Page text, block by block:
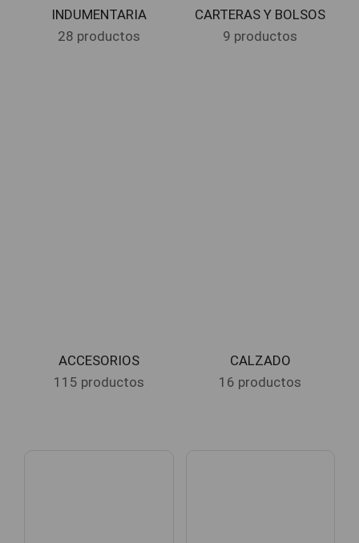
INDUMENTARIA
28 productos
CARTERAS Y BOLSOS
9 productos
ACCESORIOS
115 productos
CALZADO
16 productos